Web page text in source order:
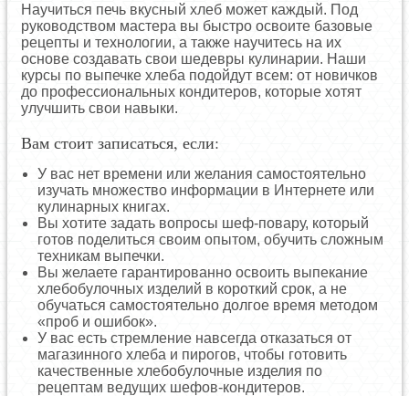
Научиться печь вкусный хлеб может каждый. Под
руководством мастера вы быстро освоите базовые
рецепты и технологии, а также научитесь на их
основе создавать свои шедевры кулинарии. Наши
курсы по выпечке хлеба подойдут всем: от новичков
до профессиональных кондитеров, которые хотят
улучшить свои навыки.
Вам стоит записаться, если:
У вас нет времени или желания самостоятельно
изучать множество информации в Интернете или
кулинарных книгах.
Вы хотите задать вопросы шеф-повару, который
готов поделиться своим опытом, обучить сложным
техникам выпечки.
Вы желаете гарантированно освоить выпекание
хлебобулочных изделий в короткий срок, а не
обучаться самостоятельно долгое время методом
«проб и ошибок».
У вас есть стремление навсегда отказаться от
магазинного хлеба и пирогов, чтобы готовить
качественные хлебобулочные изделия по
рецептам ведущих шефов-кондитеров.